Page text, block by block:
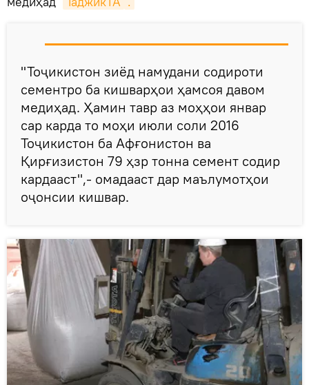
"Тоҷикистон зиёд намудани содироти
сементро ба кишварҳои ҳамсоя давом
медиҳад. Ҳамин тавр аз моҳҳои январ
сар карда то моҳи июли соли 2016
Тоҷикистон ба Афғонистон ва
Қирғизистон 79 ҳзр тонна семент содир
кардааст",- омадааст дар маълумотҳои
оҷонсии кишвар.